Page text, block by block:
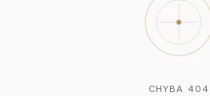
CHYBA 404